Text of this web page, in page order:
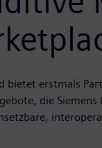
bietet erstmals
die